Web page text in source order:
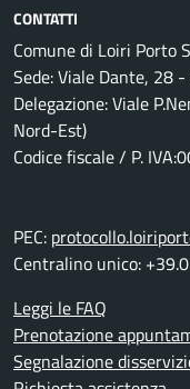
CONTATTI
Comune di Loiri Porto
Sede: Viale Dante, 28
Delegazione: Viale
Nord-Est)
Codice fiscale / P.
PEC:
Centralino unico:
Leggi le FAQ
Prenotazione
Segnalazione